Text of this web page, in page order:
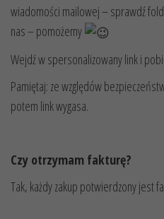
wiadomości mailowej – sprawdź
nas – pomożemy
Wejdź w spersonalizowany link i
Pamiętaj: ze względów
potem link wygasa.
Czy otrzymam fakturę?
Tak, każdy zakup potwierdzony jest